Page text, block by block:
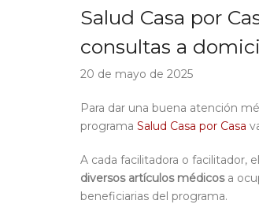
Salud Casa por
consultas a
20 de mayo de 2025
Para dar una buena atención
programa Salud Casa por Casa
A cada facilitadora o facilitador,
diversos artículos médicosa
beneficiarias del programa.